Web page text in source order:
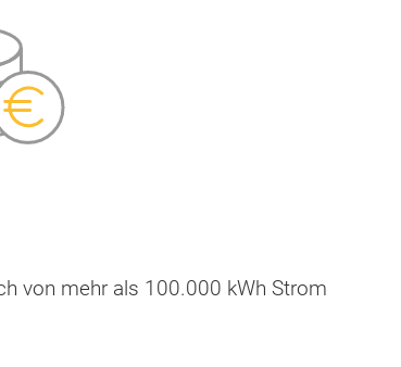
von mehr als 100.000 kWh Strom